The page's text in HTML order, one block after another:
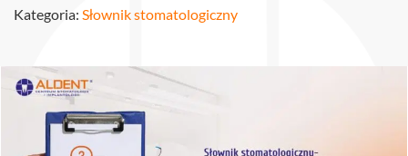
Kategoria: Słownik stomatologiczny